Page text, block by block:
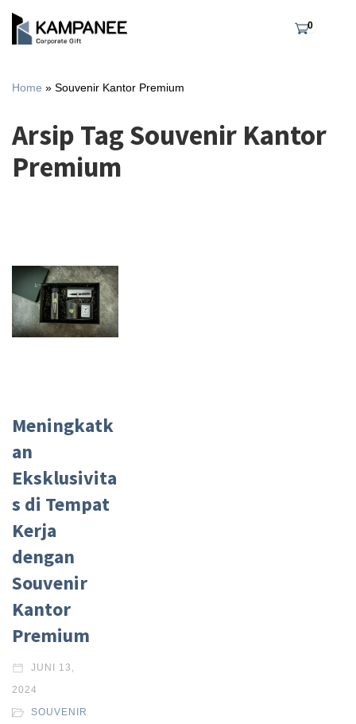
0
Home » Souvenir Kantor Premium
Arsip Tag Souvenir Kantor
Premium
Meningkatk
an
Eksklusivita
s di Tempat
Kerja
dengan
Souvenir
Kantor
Premium
JUNI 13,
2024
SOUVENIR